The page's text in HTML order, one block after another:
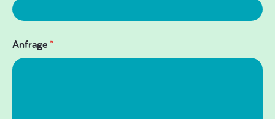
Anfrage*